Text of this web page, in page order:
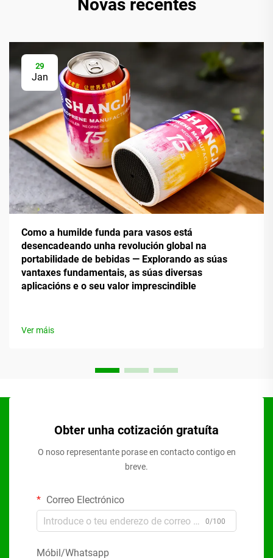
Novas recentes
29
Jan
Como a humilde funda para vasos está
desencadeando unha revolución global na
portabilidade de bebidas — Explorando as súas
vantaxes fundamentais, as súas diversas
aplicacións e o seu valor imprescindible
Ver máis
Obter unha cotización gratuíta
O noso representante porase en contacto contigo en
breve.
Correo Electrónico
0/100
Móbil/Whatsapp